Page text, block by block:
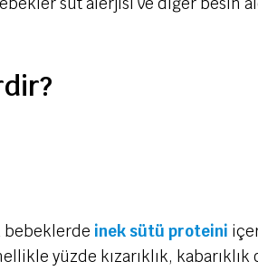
bebeklerde inek sütü proteini
yüzde kızarıklık, kabarıklık